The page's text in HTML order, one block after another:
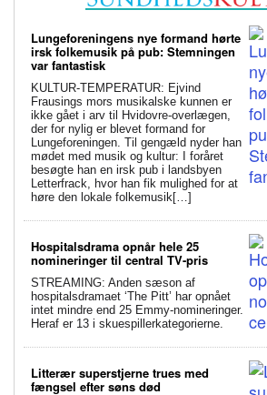
Lungeforeningens nye formand hørte
irsk folkemusik på pub: Stemningen
var fantastisk
KULTUR-TEMPERATUR: Ejvind
Frausings mors musikalske kunnen er
ikke gået i arv til Hvidovre-overlægen,
der for nylig er blevet formand for
Lungeforeningen. Til gengæld nyder han
mødet med musik og kultur: I foråret
besøgte han en irsk pub i landsbyen
Letterfrack, hvor han fik mulighed for at
høre den lokale folkemusik[…]
Hospitalsdrama opnår hele 25
nomineringer til central TV-pris
STREAMING: Anden sæson af
hospitalsdramaet ‘The Pitt’ har opnået
intet mindre end 25 Emmy-nomineringer.
Heraf er 13 i skuespillerkategorierne.
Litterær superstjerne trues med
fængsel efter søns død